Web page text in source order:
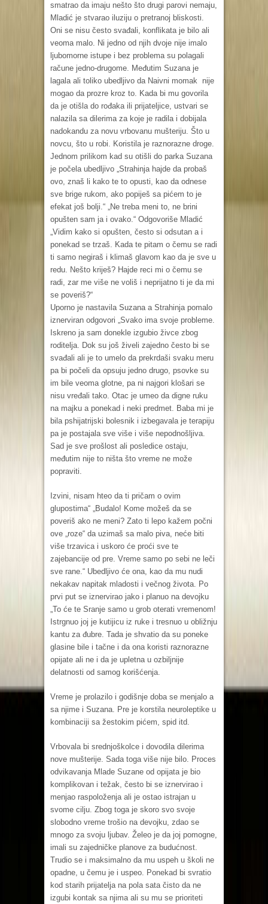
smatrao da imaju nešto što drugi parovi nemaju,
Mladić je stvarao iluziju o pretranoj bliskosti.
Oni se nisu često svađali, konflikata je bilo ali
veoma malo. Ni jedno od njih dvoje nije imalo
ljubomorne istupe i bez problema su polagali
račune jedno-drugome. Međutim Suzana je
lagala ali toliko ubedljivo da Naivni momak nije
mogao da prozre kroz to. Kada bi mu govorila
da je otišla do rođaka ili prijateljice, ustvari se
nalazila sa dilerima za koje je radila i dobijala
nadokandu za novu vrbovanu mušteriju. Što u
novcu, što u robi. Koristila je raznorazne droge.
Jednom prilikom kad su otišli do parka Suzana
je počela ubedljivo „Strahinja hajde da probaš
ovo, znaš li kako te to opusti, kao da odnese
sve brige rukom, ako popiješ sa pićem to je
efekat još bolji.“ „Ne treba meni to, ne brini
opušten sam ja i ovako.“ Odgovoriše Mladić
„Vidim kako si opušten, često si odsutan a i
ponekad se trzaš. Kada te pitam o čemu se radi
ti samo negiraš i klimaš glavom kao da je sve u
redu. Nešto kriješ? Hajde reci mi o čemu se
radi, zar me više ne voliš i neprijatno ti je da mi
se poveriš?“
Uporno je nastavila Suzana a Strahinja pomalo
iznerviran odgovori „Svako ima svoje probleme.
Iskreno ja sam donekle izgubio živce zbog
roditelja. Dok su još živeli zajedno često bi se
svađali ali je to umelo da prekrdaši svaku meru
pa bi počeli da opsuju jedno drugo, psovke su
im bile veoma glotne, pa ni najgori klošari se
nisu vređali tako. Otac je umeo da digne ruku
na majku a ponekad i neki predmet. Baba mi je
bila pshijatrijski bolesnik i izbegavala je terapiju
pa je postajala sve više i više nepodnošljiva.
Sad je sve prošlost ali posledice ostaju,
međutim nije to ništa što vreme ne može
popraviti.
Izvini, nisam hteo da ti pričam o ovim
glupostima“ „Budalo! Kome možeš da se
poveriš ako ne meni? Zato ti lepo kažem počni
ove „roze“ da uzimaš sa malo piva, neće biti
više trzavica i uskoro će proći sve te
zajebancije od pre. Vreme samo po sebi ne leči
sve rane.“ Ubedljivo će ona, kao da mu nudi
nekakav napitak mladosti i večnog života. Po
prvi put se iznervirao jako i planuo na devojku
„To će te Sranje samo u grob oterati vremenom!
Istrgnuo joj je kutijicu iz ruke i tresnuo u obližnju
kantu za đubre. Tada je shvatio da su poneke
glasine bile i tačne i da ona koristi raznorazne
opijate ali ne i da je upletna u ozbiljnije
delatnosti od samog korišćenja.
Vreme je prolazilo i godišnje doba se menjalo a
sa njime i Suzana. Pre je korstila neuroleptike u
kombinaciji sa žestokim pićem, spid itd.
Vrbovala bi srednjoškolce i dovodila dilerima
nove mušterije. Sada toga više nije bilo. Proces
odvikavanja Mlade Suzane od opijata je bio
komplikovan i težak, često bi se iznervirao i
menjao raspoloženja ali je ostao istrajan u
svome cilju. Zbog toga je skoro svo svoje
slobodno vreme trošio na devojku, zdao se
mnogo za svoju ljubav. Želeo je da joj pomogne,
imali su zajedničke planove za budućnost.
Trudio se i maksimalno da mu uspeh u školi ne
opadne, u čemu je i uspeo. Ponekad bi svratio
kod starih prijatelja na pola sata čisto da ne
izgubi kontak sa njima ali su mu se prioriteti